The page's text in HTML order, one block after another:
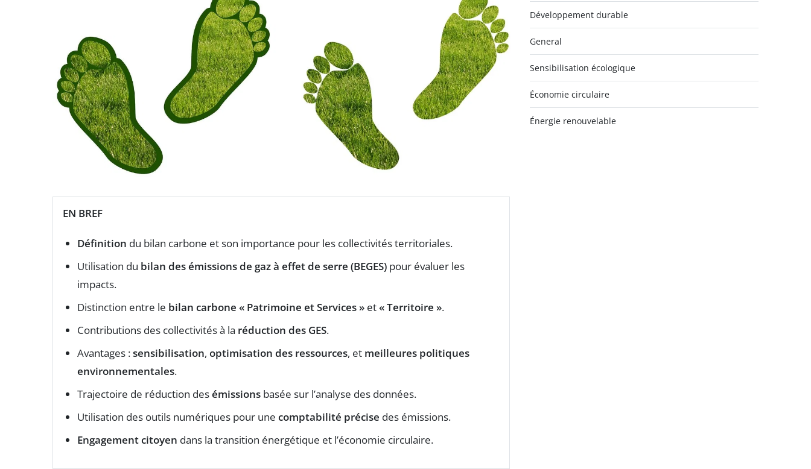
EN BREF
Définition du bilan carbone et son importance pour les collectivités territoriales.
Utilisation du bilan des émissions de gaz à effet de serre (BEGES) pour évaluer les
impacts.
Distinction entre le bilan carbone « Patrimoine et Services » et« Territoire ».
Contributions des collectivités à la réduction des GES.
Avantages :sensibilisation, optimisation des ressources, et meilleures politiques
environnementales.
Trajectoire de réduction desémissions basée sur l’analyse des données.
Utilisation des outils numériques pour une comptabilité précise des émissions.
Engagement citoyen dans la transition énergétique et l’économie circulaire.
Développement durable
General
Sensibilisation écologique
Économie circulaire
Énergie renouvelable